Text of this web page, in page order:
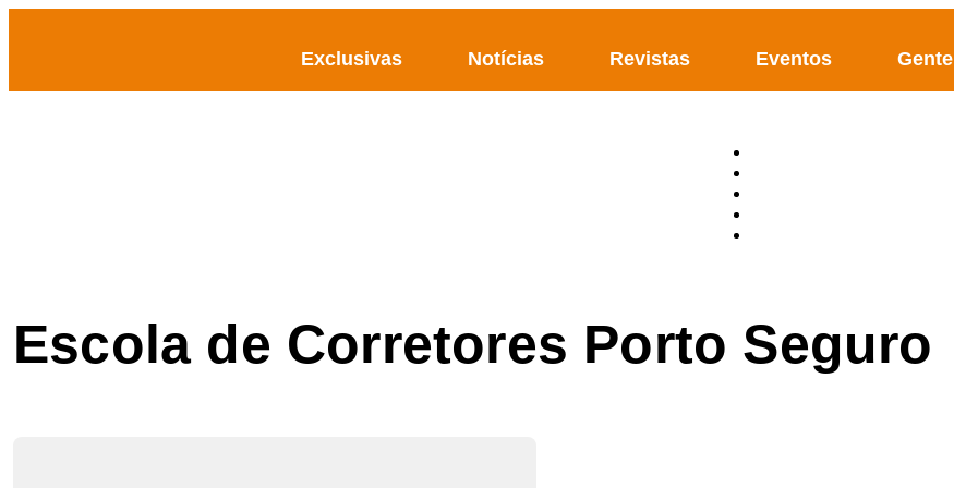
Exclusivas Notícias Revistas Eventos Gente
Escola de Corretores Porto Seguro